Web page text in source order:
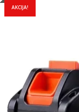
AKCIJA!